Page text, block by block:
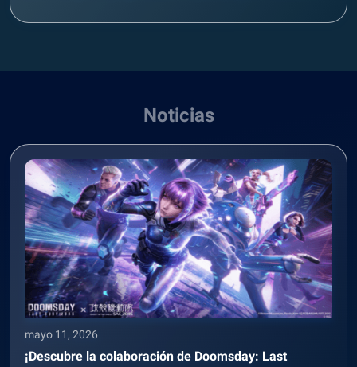
Noticias
mayo 11, 2026
¡Descubre la colaboración de Doomsday: Last